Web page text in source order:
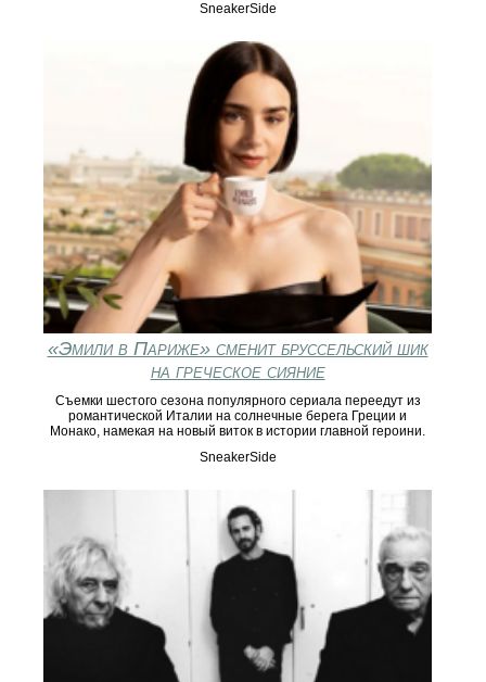
SneakerSide
«Эмили в Париже» сменит бруссельский шик
на греческое сияние
Съемки шестого сезона популярного сериала переедут из
романтической Италии на солнечные берега Греции и
Монако, намекая на новый виток в истории главной героини.
SneakerSide